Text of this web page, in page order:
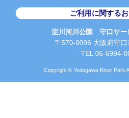
ご利用に関する
淀川河川公園 守口サー
〒570-0096 大阪府守
TEL 06-6994-
Copyright © Yodogawa River Park